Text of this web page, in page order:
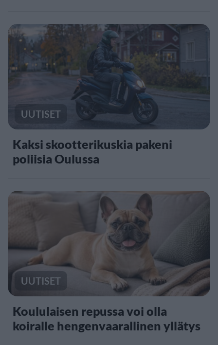
UUTISET
Kaksi skootterikuskia pakeni
poliisia Oulussa
UUTISET
Koululaisen repussa voi olla
koiralle hengenvaarallinen yllätys